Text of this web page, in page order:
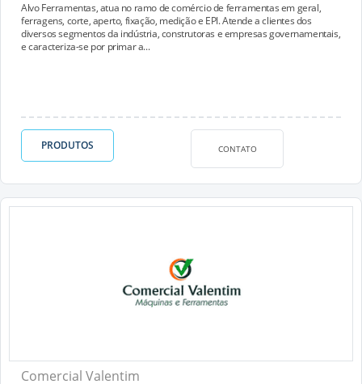
Alvo Ferramentas, atua no ramo de comércio de ferramentas em geral,
ferragens, corte, aperto, fixação, medição e EPI. Atende a clientes dos
diversos segmentos da indústria, construtoras e empresas governamentais,
e caracteriza-se por primar a...
PRODUTOS CONTATO
Comercial Valentim